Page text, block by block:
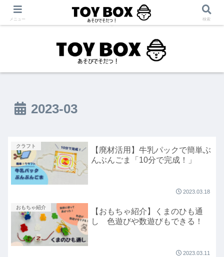
「あそび」をテーマに【育児・保育・療育】に役立つ情報を発信中！
2023-03
クラフト
【廃材活用】牛乳パックで簡単ぶ
んぶんごま「10分で完成！」
2023.03.18
おもちゃ紹介
【おもちゃ紹介】くまのひも通
し 色遊びや数遊びもできる！
2023.03.11
メニュー 検索